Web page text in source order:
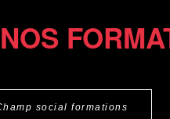
social formations